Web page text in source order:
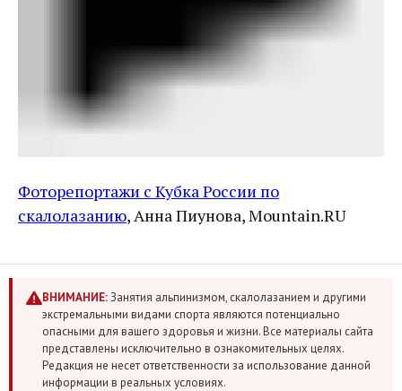
Фоторепортажи с Кубка России по
скалолазанию, Анна Пиунова, Mountain.RU
ВНИМАНИЕ:Занятия альпинизмом, скалолазанием и другими
экстремальными видами спорта являются потенциально
опасными для вашего здоровья и жизни. Все материалы сайта
представлены исключительно в ознакомительных целях.
Редакция не несет ответственности за использование данной
информации в реальных условиях.